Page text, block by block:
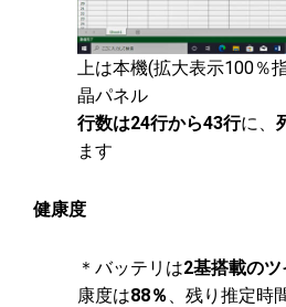
上は本機(拡大表示100％
晶パネル
行数は24行から43行に、
ます
健康度
＊バッテリは2基搭載のツ
康度は88％ 、残り推定時